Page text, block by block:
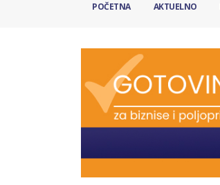
POČETNA AKTUELNO